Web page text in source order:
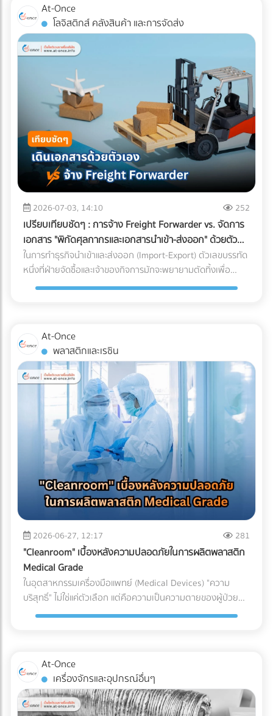
ขัง สิ่งที่ต้องทำ: ก่อนปูพื้นใหม่ ควรเช็กระดับความลาดเอียงของ
พื้นคอนกรีตว่าสามารถทำให้น้ำไหล ลงท่อได้สะดวกหรือไม่ และ
ควรเพิ่มจุดระบายน้ำ หรือใส่ตะแกรงกันเศษใบไม้ขยะอุดตัน ????
จุดบอดสำคัญ: ทำไม "ระบบกันซึม" ถึงเป็นสิ่งที่ห้ามตัดงบทิ้งเด็ด
ขาด? หลายคนมักตกหลุมพรางด้วยการนำหญ้าเทียม แผ่นไม้
เทียม (Wood Plastic Composite) หรือกระเบื้อง ไปปูทับลงบน
พื้นคอนกรีตดาดฟ้าเดิมโดยตรง เพราะคิดว่าพื้นปูนเก่าก็ดูแข็ง
แรงดี แต่นี่คือ "ฝันร้าย" ที่รอวันปะทุเมื่อหน้าฝนมาเยือน
ธรรมชาติของพื้นคอนกรีตดาดฟ้าที่ต้องตากแดดตากฝนมา
หลายปี ย่อมมีการยืดและหดตัวจนเกิด "รอยแตกร้าวขนาดเล็ก
(Hairline Cracks)" ที่ตาเปล่ามองไม่เห็น เมื่อคุณนำวัสดุไปปูทับ
น้ำฝนจะซึมผ่านร่องพื้นลงไปขังอยู่ใต้แผ่นหญ้าเทียมหรือพื้นไม้
ความชื้นที่สะสมอยู่ตลอดเวลาจะค่อยๆ แทรกซึมลงตามรอยร้าว
ของคอนกรีต ผลลัพธ์ที่ตามมาหากไม่ทำระบบกันซึม: เหล็กเส้น
เป็นสนิมและดันปูนแตก: ความชื้นจะทำปฏิกิริยากับเหล็กเส้นใน
โครงสร้างพื้นคอนกรีต ทำให้เหล็กบวมและดันให้คอนกรีตหลุด
ร่อน (Spalling Concrete) ฝ้าเพดานชั้นล่างพังทลาย: น้ำที่ซึม
ลงมาจะหยดใส่ฝ้าเพดานชั้นล่าง ทำให้ฝ้าเกิดรอยด่าง เป็นเชื้อรา
หรือทะลุพังลงมา ทำลายเฟอร์นิเจอร์และระบบไฟที่เพิ่งทำใหม่
ทั้งหมด ค่าซ่อมแซมที่แพงกว่าค่าป้องกัน: หากเกิดน้ำรั่วซึม คุณ
ตั้งแต่แรกหลายเท่าตัว เลือกระบบกันซึมดาดฟ้าอย่างไรให้จบ
ปัญหา? ก่อนที่จะเริ่มงานตกแต่ง (Finishing) พื้นผิวดาดฟ้า คุณ
ควรลงทุนกับการทำ ระบบกันซึม (Waterproofing System) ที่มี
คุณภาพ โดยประเภทที่นิยมใช้สำหรับดาดฟ้ามีดังนี้: อะคริลิกกัน
ซึม (Acrylic Waterproof): เหมาะสำหรับดาดฟ้าทั่วไปที่มีการ
สัญจรไม่หนักมาก มีความยืดหยุ่น ทนทานต่อรังสียูวี และช่วย
สะท้อนความร้อนได้ดี โพลียูรีเทนกันซึม (PU Waterproof): เหมาะ
สำหรับพื้นที่ที่มีน้ำขัง หรือดาดฟ้าที่ต้องการปูพื้นกระเบื้อง/ไม้
เทียมทับ มีความยืดหยุ่นสูงมาก ทนต่อรอยแตกร้าวของอาคารได้
ดีเยี่ยม ป้องกันน้ำซึมผ่านได้ 100% บทสรุป การรีโนเวทดาดฟ้าให้
เป็น Rooftop ที่สวยงามและสร้างกำไรให้ธุรกิจ เป็นไอเดียที่ยอด
เยี่ยม แต่รากฐานที่สำคัญที่สุดของความสวยงามนั้นคือ "ความ
ปลอดภัยและโครงสร้างที่ปกป้องอาคารได้" การให้ความสำคัญกับ
ระบบกันซึม ตั้งแต่ขั้นตอนแรกของการออกแบบ คือการปกป้อง
เงินลงทุนก้อนใหญ่ของคุณ ให้คุณดำเนินธุรกิจได้อย่างสบายใจ
ไม่ต้องหวาดผวาทุกครั้งที่เมฆฝนตั้งเค้ามาอีกต่อไป
เกล็ดน้ำแข็ง (Freezer Burn) หรือเปล่า? และถุงจะกรอบแตกใน
ห้องเย็นไหม?" ความกังวลนี้คือความจริงที่หลีกเลี่ยงไม่ได้ ใน
อุตสาหกรรมอาหารแช่แข็ง การใช้วัสดุรักษ์โลกแบบผิดประเภทอาจ
ทำให้อายุการเก็บรักษาที่เคยอยู่ได้นาน 1-2 ปี ลดลงอย่าง
ฮวบฮาบ หรือเกิดความเสียหายระหว่างขนส่ง ซึ่งส่งผลกระทบ
อย่างรุนแรงต่อกำไรและชื่อเสียงของแบรนด์ เรามาทำความเข้าใจ
ความท้าทายนี้ตามความเป็นจริง พร้อมหา "ทางรอด" เชิง
วิศวกรรมที่จะช่วยให้โรงงานของคุณรักษ์โลกได้ โดยที่อาหารแช่
แข็งยังคงคุณภาพสมบูรณ์ 100% ทำไมบรรจุภัณฑ์รักษ์โลกทั่วไป
ถึงสอบตกใน "ห้องเย็น"? หน้าที่หลักของบรรจุภัณฑ์อาหารแช่
แข็งคือการทนต่ออุณหภูมิติดลบ (ตั้งแต่ -18°C ไปจนถึง -40°C)
และต้องเป็น "เกราะป้องกัน (Barrier)" ไม่ให้ความชื้นระเหยออก
จากอาหารจนเกิดสภาวะ Freezer Burn (เนื้อสัตว์หรืออาหาร
แห้งกระด้างและเสียรสชาติ) พลาสติกแบบดั้งเดิมที่โรงงานนิยมใช้
(เช่น ไนลอนประกบ PE) มีความเหนียว ทนความเย็น และกันรอย
เจาะทะลุจากความแหลมคมของเกล็ดน้ำแข็งได้ดีเยี่ยม แต่มัน
"รีไซเคิลไม่ได้" ในขณะที่หากคุณเปลี่ยนไปใช้พลาสติกชีวภาพที่
ย่อยสลายได้ (เช่น PLA) วัสดุเหล่านี้มักจะเปราะบาง ทนความเย็น
แถมยังมีอัตราการซึมผ่านของไอน้ำ (WVTR) สูง ทำให้อาหารสูญ
ต้องการเดินหน้าเรื่อง Eco-packaging ในอุตสาหกรรมอาหารแช่
แข็ง นี่คือทางออกที่แบรนด์ชั้นนำระดับโลกกำลังปรับใช้: 1. เปลี่ยน
ผ่านสู่ Mono-material PE (พลาสติกชนิดเดียวที่เกิดมาเพื่อ
ความเย็น) วงการอุตสาหกรรมอาหารแช่แข็งในปี 2026 กำลังมุ่ง
หน้าไปที่โครงสร้าง Mono-material PE (Polyethylene) คือการ
ใช้พลาสติกตระกูล PE ทั้งหมดมาทำเป็นถุง เนื่องจาก PE มีจุด
เด่นเรื่องการทนความเย็นจัดได้ดี ไม่กรอบแตก และที่สำคัญคือ
สามารถนำไปรีไซเคิลเข้าสู่ระบบเศรษฐกิจหมุนเวียน (Circular
Economy) ได้ 100% ตอบโจทย์กฎหมายต่างประเทศได้ทันที 2.
ใช้เทคโนโลยี MDO-PE อัปเกรดความเหนียวและป้องกันรอยเจาะ
ทะลุ เพื่อแก้ปัญหาเรื่องความแข็งแรง โรงงานบรรจุภัณฑ์ยุคใหม่จะ
ใช้เทคโนโลยี MDO (Machine Direction Orientation) ในการยืด
(Puncture Resistance) จากมุมแหลมของอาหารแช่แข็ง เช่น
กระดูกหมู กุ้ง หรือเกล็ดน้ำแข็งได้ดีเทียบเท่าการใช้ไนลอนแบบ
ดั้งเดิม 3. กลยุทธ์ Downgauging (รีดความหนา ลดต้นทุน ลด
คาร์บอน) แนวทางรักษ์โลกที่โรงงานทำได้ทันทีโดยไม่ต้องเสี่ยง
เปลี่ยนวัสดุ คือการลดความหนาของฟิล์ม (Downgauging) การ
ใช้เม็ดพลาสติกเกรดพิเศษช่วยให้โรงงานผลิตฟิล์มที่บางลง (เช่น
ลดจาก 100 ไมครอน เหลือ 80 ไมครอน) แต่ยังคงความเหนียว
คาร์บอนในการส่งออกได้อย่างเห็นผล เปรียบเทียบวัสดุบรรจุ
ภัณฑ์สำหรับโรงงานอาหารแช่แข็ง บทสรุป การเปลี่ยนผ่านสู่บรรจุ
ภัณฑ์รักษ์โลกในสายการผลิตอาหารแช่แข็ง ไม่ใช่เรื่องของการ
หลับตาเลือกวัสดุที่มีป้าย Eco แปะอยู่ แต่เป็นการคำนวณเชิง
At-Once
โลจิสติกส์ คลังสินค้า และการจัดส่ง
2026-07-03, 14:10 252
เปรียบเทียบชัดๆ : การจ้าง Freight Forwarder vs. จัดการ
เอกสาร "พิกัดศุลกากรและเอกสารนำเข้า-ส่งออก" ด้วยตัว
เอง
ในการทำธุรกิจนำเข้าและส่งออก (Import-Export) ตัวเลขบรรทัด
หนึ่งที่ฝ่ายจัดซื้อและเจ้าของกิจการมักจะพยายามตัดทิ้งเพื่อ
ประหยัดต้นทุนคือ "ค่าบริการตัวแทนออกของ (Customs
จริง โลกของการค้าระหว่างประเทศถูกผูกมัดด้วยกฎหมายและข้อ
บังคับที่ซับซ้อน การพยายามประหยัดงบหลักพันในการจ้างผู้
เชี่ยวชาญ อาจนำไปสู่ "ต้นทุนแฝงและค่าปรับหลักล้าน" ที่สามารถ
ทำให้ธุรกิจสะดุดจนถึงขั้นวิกฤตได้ นี่คือบทเรียนราคาแพงและ
ความเสี่ยงระดับโครงสร้าง ที่ธุรกิจต้องแบกรับเมื่อตัดสินใจ
จัดการเอกสารและพิกัดศุลกากรด้วยตัวเอง 3 สิ่งที่ไม่อยากให้เกิด
เมื่อการจัดการเอกสารศุลกากรผิดพลาด 1. การสำแดง "พิกัด
ศุลกากร (HS Code)" ผิดพลาด HS Code (Harmonized
System Code) คือรหัสตัวเลขสากลที่ใช้แยกประเภทสินค้าทั่วโลก
ซึ่งรหัสนี้จะเป็นตัวกำหนดอัตราภาษีนำเข้า-ส่งออกที่ธุรกิจต้อง
จ่าย การตีความ HS Code ไม่ใช่เรื่องตรงไปตรงมา สินค้าหนึ่งชิ้น
อาจเข้าข่ายพิกัดได้หลายหมวดหมู่ขึ้นอยู่กับวัสดุหรือการใช้งาน
(เช่น ชิ้นส่วนพลาสติกทั่วไป vs. ชิ้นส่วนพลาสติกสำหรับเครื่อง
มือแพทย์) หากระบุพิกัดผิด (สำแดงภาษีต่ำกว่าความเป็นจริง): แม้
จะเกิดจากความไม่รู้ แต่ในมุมของศุลกากรจะถือเป็นการ "หลีก
เลี่ยงภาษี" ธุรกิจอาจโดนกักตู้สินค้า (Customs Hold) โดนยึด
ของ และถูกเรียกเก็บภาษีย้อนหลังพร้อมค่าปรับที่สูงกว่ามูลค่า
สินค้าหลายเท่าตัว ซึ่งศุลกากรมีสิทธิ์ตรวจสอบย้อนหลังได้สูงสุด
ถึง 10 ปี หากระบุพิกัดผิด (สำแดงภาษีสูงเกินจริง): ธุรกิจจะต้อง
จ่ายภาษีแพงกว่าที่ควรจะเป็น ทำให้ต้นทุนสินค้าสูงขึ้นและสูญเสีย
หรือส่งออกไปยังประเทศที่มีข้อตกลงเขตการค้าเสรี (FTA) เช่น
จีน ญี่ปุ่น หรืออาเซียน ธุรกิจสามารถใช้ Certificate of Origin
(C/O) หรือหนังสือรับรองถิ่นกำเนิดสินค้า เพื่อขอลดหย่อนหรือ
ยกเว้นภาษีนำเข้าได้ ความเสี่ยง: กฎเกณฑ์ในการขอ C/O ของ
At-Once
พลาสติกและเรซิน
2026-06-27, 12:17 281
"Cleanroom" เบื้องหลังความปลอดภัยในการผลิตพลาสติก
Medical Grade
ในอุตสาหกรรมเครื่องมือแพทย์ (Medical Devices) "ความ
บริสุทธิ์" ไม่ใช่แค่ตัวเลือก แต่คือความเป็นความตายของผู้ป่วย
แม้ว่านักวิศวกรรมวัสดุจะสามารถคิดค้นเม็ดพลาสติกเกรด
แวดล้อมที่ไม่ได้มาตรฐาน พลาสติกเหล่านั้นก็อาจกลายเป็นพาหะ
นำเชื้อโรคชั้นดี นี่คือจุดที่ "ห้องปลอดเชื้อ" หรือ "Cleanroom"
เข้ามามีบทบาทสำคัญในฐานะด่านป้อมปราการที่แข็งแกร่งที่สุด ใน
At-Once
เครื่องจักรและอุปกรณ์อื่นๆ